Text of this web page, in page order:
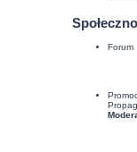
Forum